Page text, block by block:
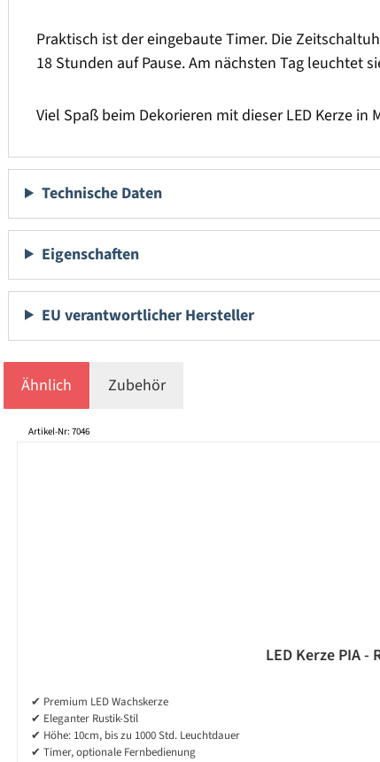
Praktisch ist der eingebaute Timer. Die
18 Stunden auf Pause. Am nächsten Tag leuchtet
Viel Spaß beim Dekorieren mit dieser LED Kerze in
Technische Daten
Eigenschaften
EU verantwortlicher Hersteller
Ähnlich Zubehör
Produktgalerie überspringen
Artikel-Nr: 7046
LED Kerze PIA
✔ Premium LED Wachskerze
✔ Eleganter Rustik-Stil
✔ Höhe: 10cm, bis zu 1000 Std. Leuchtdauer
✔ Timer, optionale Fernbedienung